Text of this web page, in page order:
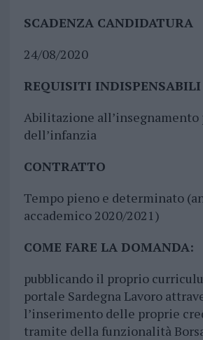
SCADENZA CANDIDATURA
24/08/2020
REQUISITI INDISPENSABILI
Abilitazione all’insegnamento
dell’infanzia
CONTRATTO
Tempo pieno e determinato
accademico 2020/2021)
COME FARE LA DOMANDA:
pubblicando il proprio
portale Sardegna Lavoro
l’inserimento delle proprie
tramite della funzionalità